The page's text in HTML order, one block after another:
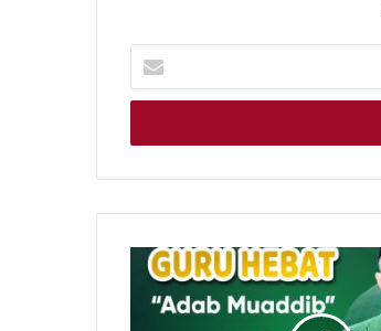
your
Email
Pendampingan
Muaddib